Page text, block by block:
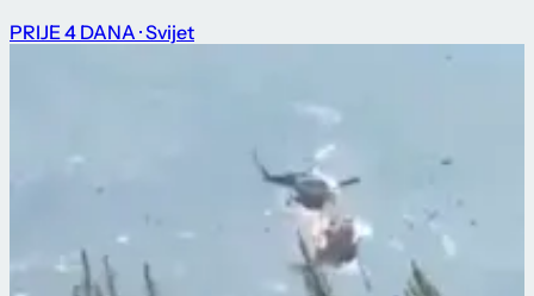
PRIJE 4 DANA · Svijet